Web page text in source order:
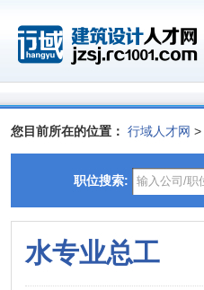
您目前所在的位置： 行域人才网 >
职位搜索:
水专业总工